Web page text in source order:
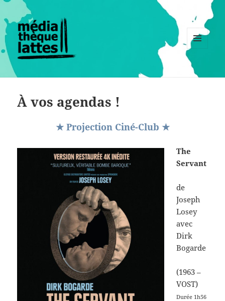
MENU
WIDGETS
À vos agendas !
★ Projection Ciné-Club ★
The
Servant
de
Joseph
Losey
avec
Dirk
Bogarde
(1963 –
VOST)
Durée 1h56